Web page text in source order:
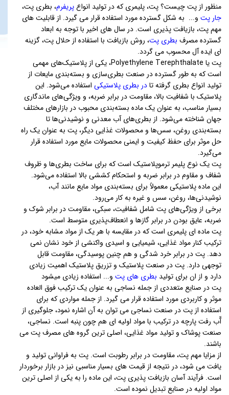
منظور از پت چیست؟ پت، پلیمری که در تولید انواعپریفرم، بطری پت،
جار پت و... به شکل گسترده مورد استفاده قرار می گیرد. از قابلیت های
مهم پت، بازیافت پذیری است. در سال های اخیر با توجه به ابعاد
گسترده مصرف بطری پت، روش بازیافت با استفاده از حلال پت، گزینه
ای ایده آل محسوب می گردد.
پت یا Polyethylene Terephthalate، یکی از پلاستیک‌های مهمی
است که به طور گسترده در صنعت بطری‌سازی و بسته‌بندی مایعات از
تولید انواع بطری گرفته تادر بطری پلاستیکی استفاده می‌شود. این
پلاستیک با شفافیت بالا، مقاومت در برابر ضربه، و ویژگی‌های ماندگاری
بسیار مناسب، به عنوان یک ماده بسته‌بندی محبوب در بازارهای مختلف
جهان شناخته می‌شود. از بطری‌های آب معدنی و نوشیدنی‌ها تا
بسته‌بندی روغن، سس‌ها و محصولات غذایی دیگر، پت به عنوان یک راه
حل موثر برای حفظ کیفیت و ایمنی محصولات مایع مورد استفاده قرار
می‌گیرد.
پت یک نوع پلیمر ترموپلاستیک است که برای ساخت بطری‌ها و ظروف
شفاف و مقاوم در برابر ضربه و استحکام کششی بالا استفاده می‌شود.
این ماده پلاستیکی معمولاً برای بسته‌بندی مواد مایع مانند آب،
نوشیدنی‌ها، روغن، سس و غیره به کار می‌رود.
برخی از ویژگی‌های پت شامل شفافیت، سبکی، مقاومت در برابر شوک و
ضربه، عایق بودن در برابر گازها و انعطاف‌پذیری متوسط است.
پت ماده ای پلیمری است که در مقایسه با هر یک از مواد مشابه خود، در
ترکیب کنار مواد غذایی، شیمیایی و اسیدی واکنشی از خود نشان نمی
دهد. پت در برابر خرد شدگی و هم چنین پوسیدگی، مقاومت قابل
توجهی دارد. پت در صنعت پلاستیک و تزریق پلاستیک اهمیت زیادی
دارد و از ان برای تولید بطری های پت و... استفاده زیادی میشود
پت در صنایع متعددی از جمله نساجی به عنوان یک ترکیب فوق العاده
موثر و کاربردی مورد استفاده قرار می گیرد. از جمله مواردی که برای
استفاده از پت در صنعت نساجی می توان به آن اشاره نمود، جلوگیری از
آّب رفت پارچه در ترکیب با مواد اولیه ای هم چون پنبه است. نساجی،
صنعت پوشاک و تولید مواد غذایی، اصلی ترین گروه های مصرف پت می
باشند.
از مزایا مهم پت، مقاومت در برابر رطوبت است. پت به فراوانی تولید و
یافت می شود، در نتیجه از قیمت های بسیار مناسبی نیز در بازار برخوردار
است. فرآیند آسان بازیافت پذیری پت، این ماده را به یکی از اصلی ترین
مواد اولیه در صنایع تبدیل نموده است.